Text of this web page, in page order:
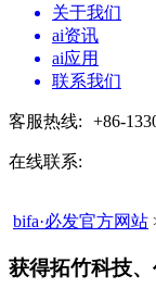
关于我们
ai资讯
ai应用
联系我们
客服热线: +86-
在线联系:
bifa·必发官方网站
获得拓竹科技